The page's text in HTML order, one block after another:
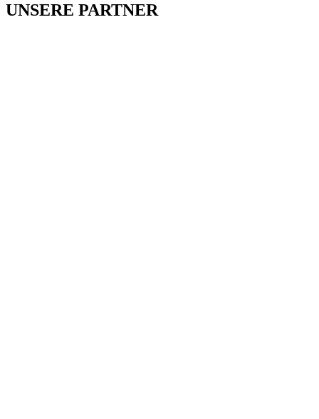
UNSERE PARTNER